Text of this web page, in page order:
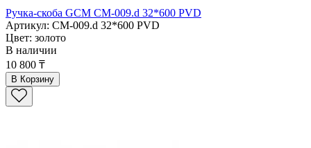
Ручка-скоба GCM СМ-009.d 32*600 PVD
Артикул: СМ-009.d 32*600 PVD
Цвет: золото
В наличии
10 800 ₸
В Корзину